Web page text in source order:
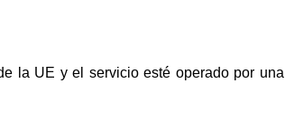
la UE y el servicio esté operado por una